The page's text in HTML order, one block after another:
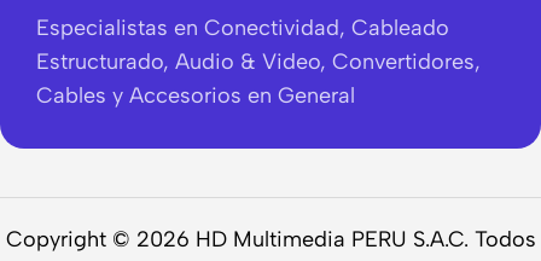
Especialistas en Conectividad, Cableado
Estructurado, Audio & Video, Convertidores,
Cables y Accesorios en General
Copyright © 2026 HD Multimedia PERU S.A.C. Todos